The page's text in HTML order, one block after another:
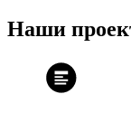
Наши